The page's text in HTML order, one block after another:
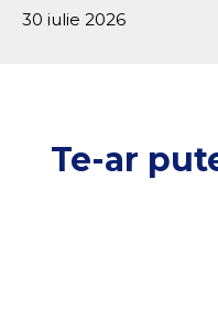
30 iulie 2026
Te-ar